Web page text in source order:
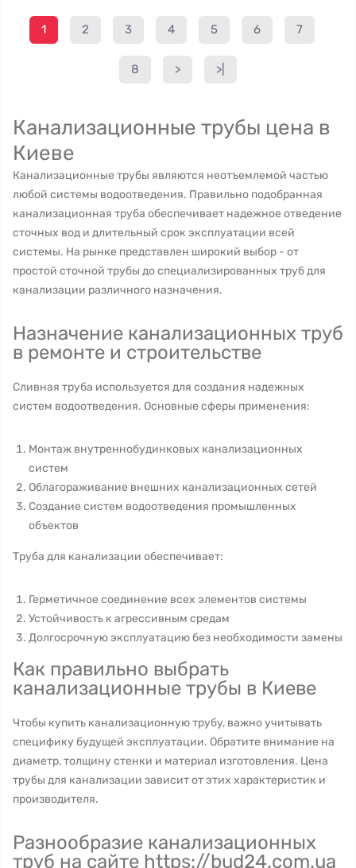
1 2 3 4 5 6 7
8 > >|
Канализационные трубы цена в
Киеве
Канализационные трубы являются неотъемлемой частью
любой системы водоотведения. Правильно подобранная
канализационная труба обеспечивает надежное отведение
сточных вод и длительный срок эксплуатации всей
системы. На рынке представлен широкий выбор - от
простой сточной трубы до специализированных труб для
канализации различного назначения.
Назначение канализационных труб
в ремонте и строительстве
Сливная труба используется для создания надежных
систем водоотведения. Основные сферы применения:
Монтаж внутреннобудинковых канализационных
систем
Облагораживание внешних канализационных сетей
Создание систем водоотведения промышленных
объектов
Труба для канализации обеспечивает:
Герметичное соединение всех элементов системы
Устойчивость к агрессивным средам
Долгосрочную эксплуатацию без необходимости замены
Как правильно выбрать
канализационные трубы в Киеве
Чтобы купить канализационную трубу, важно учитывать
специфику будущей эксплуатации. Обратите внимание на
диаметр, толщину стенки и материал изготовления. Цена
трубы для канализации зависит от этих характеристик и
производителя.
Разнообразие канализационных
труб на сайте https://bud24.com.ua